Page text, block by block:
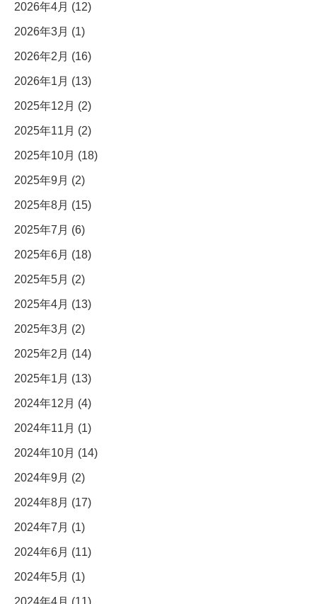
2026年4月 (12)
2026年3月 (1)
2026年2月 (16)
2026年1月 (13)
2025年12月 (2)
2025年11月 (2)
2025年10月 (18)
2025年9月 (2)
2025年8月 (15)
2025年7月 (6)
2025年6月 (18)
2025年5月 (2)
2025年4月 (13)
2025年3月 (2)
2025年2月 (14)
2025年1月 (13)
2024年12月 (4)
2024年11月 (1)
2024年10月 (14)
2024年9月 (2)
2024年8月 (17)
2024年7月 (1)
2024年6月 (11)
2024年5月 (1)